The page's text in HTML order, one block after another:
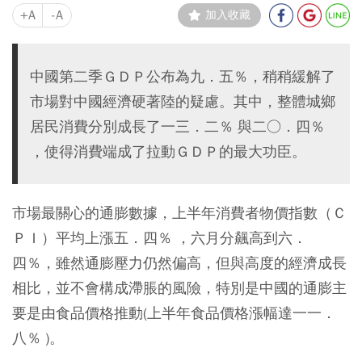
+A -A 加入收藏
中國第二季ＧＤＰ公布為九．五％，稍稍緩解了
市場對中國經濟硬著陸的疑慮。其中，整體城鄉
居民消費分別成長了一三．二％ 與二○．四％
，使得消費端成了拉動ＧＤＰ的最大功臣。
市場最關心的通膨數據，上半年消費者物價指數（Ｃ
ＰＩ）平均上漲五．四％ ，六月分飆高到六．
四％，雖然通膨壓力仍然偏高，但與高度的經濟成長
相比，並不會構成滯脹的風險，特別是中國的通膨主
要是由食品價格推動(上半年食品價格漲幅達一一．
八％ )。